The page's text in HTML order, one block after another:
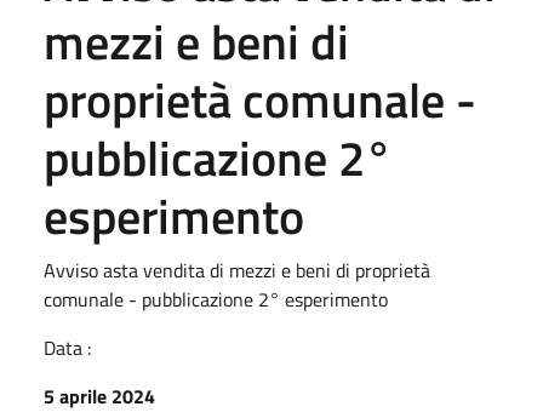
mezzi e beni di
proprietà comunale -
pubblicazione 2°
esperimento
Avviso asta vendita di mezzi e beni di proprietà
comunale - pubblicazione 2° esperimento
Data :
5 aprile 2024